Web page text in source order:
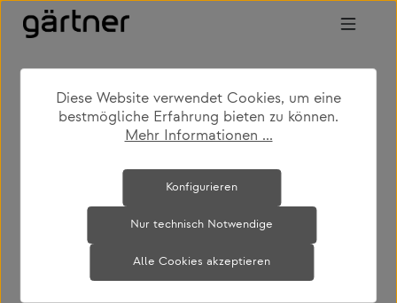
Zum Hauptinhalt springen
shop produkte wohnen bänke
Bildergalerie überspringen
Diese Website verwendet Cookies, um eine
bestmögliche Erfahrung bieten zu können.
Mehr Informationen ...
Nur technisch Notwendige
Konfigurieren
Alle Cookies akzeptieren